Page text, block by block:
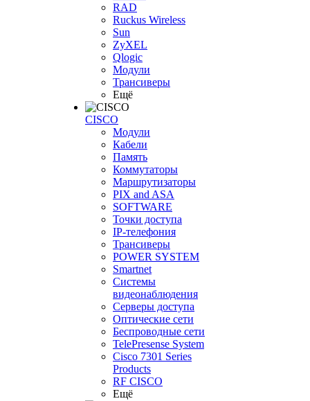
RAD
Ruckus Wireless
Sun
ZyXEL
Qlogic
Модули
Трансиверы
Ещё
CISCO
Модули
Кабели
Память
Коммутаторы
Маршрутизаторы
PIX and ASA
SOFTWARE
Точки доступа
IP-телефония
Трансиверы
POWER SYSTEM
Smartnet
Системы
видеонаблюдения
Серверы доступа
Оптические сети
Беспроводные сети
TelePresense System
Cisco 7301 Series
Products
RF CISCO
Ещё